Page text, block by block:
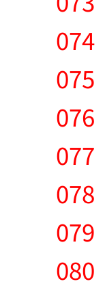
074
075
076
077
078
079
080